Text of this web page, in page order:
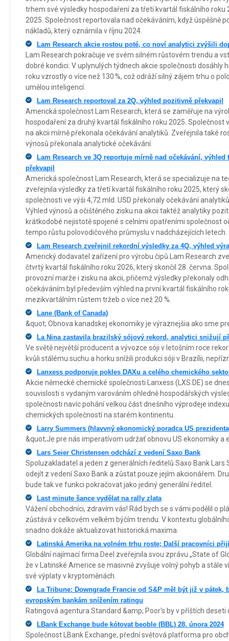
trhem své výsledky hospodaření za třetí kvartál fiskálního roku
2025. Společnost reportovala nad očekáváním, když úspěšně
nákladů, který oznámila v říjnu 2024.
Lam Research akcie rostou poté, co noví analytici zvýšili
Lam Research pokračuje ve svém silném růstovém trendu a
dobré kondici. V uplynulých týdnech akcie společnosti dosáhly
roku vzrostly o více než 130 %, což odráží silný zájem trhu o
umělou inteligencí.
Lam Research reportoval za 2Q, výhled pozitivně překvapil
Americká společnost Lam Research, která se zaměřuje na
hospodaření za druhý kvartál fiskálního roku 2025. Společnost
na akcii mírně překonala očekávání analytiků. Zveřejnila také
výnosů překonala analytické očekávání.
Lam Research ve 3Q reportuje mírně nad očekávání,
překvapil
Americká společnost Lam Research, která se specializuje na
zveřejnila výsledky za třetí kvartál fiskálního roku 2025, který
společnosti ve výši 4,72 mld. USD překonaly očekávání
Výhled výnosů a očištěného zisku na akcii taktéž analytiky
krátkodobé nejistotě spojené s celními opatřeními společnost
tempo růstu polovodičového průmyslu v nadcházejících letech.
Lam Research zveřejnil rekordní výsledky za 4Q, výhled
Americký dodavatel zařízení pro výrobu čipů Lam Research
čtvrtý kvartál fiskálního roku 2026, který skončil 28. června.
provozní marže i zisku na akcii, přičemž výsledky překonaly
očekáváním byl především výhled na první kvartál fiskálního
mezikvartálním růstem tržeb o více než 20 %.
Lane (Bank of Canada)
&quot; Obnova kanadskej ekonomiky je výraznejšia ako sme
La Nina zastavila brazilský sójový rekord, analytici snižují
Ve světě největší producent a vývozce sóji v letošním roce
kvůli stálému suchu a horku snížili produkci sóji v Brazílii,
Lanxess podporuje pokles DAXu a celého chemického
Akcie německé chemické společnosti Lanxess (LXS.DE) se
souvislosti s vydaným varováním ohledně hospodářských
společnosti navíc pohání velkou část dnešního výprodeje
chemických společností na starém kontinentu.
Larry Summers (hlavvný ekonomický poradca US
&quot;Je pre nás imperatívom udržať obnovu US ekonomiky a
Lars Seier Christensen odchází z vedení Saxo Bank
Spoluzakladatel a jeden z generálních ředitelů Saxo Bank Lars
odejít z vedení Saxo Bank a zůstat pouze jejím akcionářem.
bude tak ve funkci pokračovat jako jediný generální ředitel.
Last minute šance vydělat na rally zlata
Vážení obchodníci, zdravím vás! Rád bych se s vámi podělil o
zůstává v celkovém velkém býčím trendu. V kontextu
snadno dokáže aktualizovat historická maxima.
Latinská Amerika na volném trhu roste; Další pracovníci
Globální najímací firma Deel zveřejnila svou zprávu „State of
že v Latinské Americe se masivně zvyšuje volný pohyb a stále
své výplaty v kryptoměnách.
La Tribune: Downgrade Francie od S&P měl být již v pátek,
evropským bankám snížením ratingu
Ratingová agentura Standard &amp; Poor's by v příštích deseti
LBank Exchange bude kótovat beoble (BBL) 28. února 2024
Společnost LBank Exchange, přední světová platforma pro